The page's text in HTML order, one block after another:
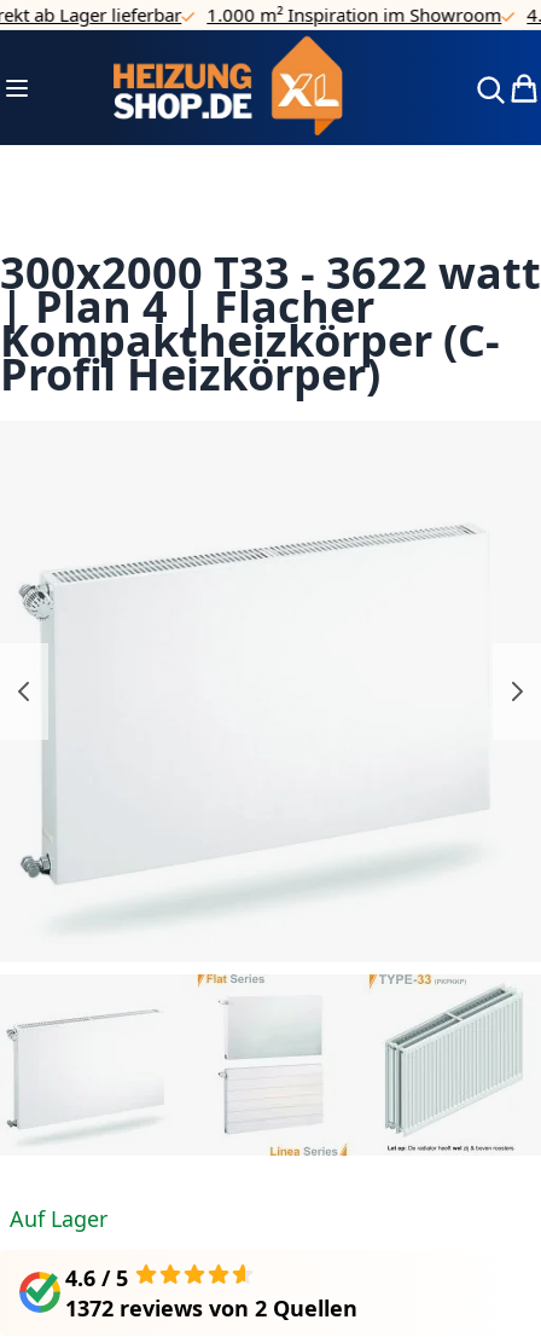
Direkt zum Inhalt
Lager lieferbar 1.000 m² Inspiration im Showroom 4.7/
Navigation umschalten
300x2000 T33 - 3622 watt
| Plan 4 | Flacher
Kompaktheizkörper (C-
Profil Heizkörper)
Auf Lager
4.6 / 5
1372 reviews von 2 Quellen